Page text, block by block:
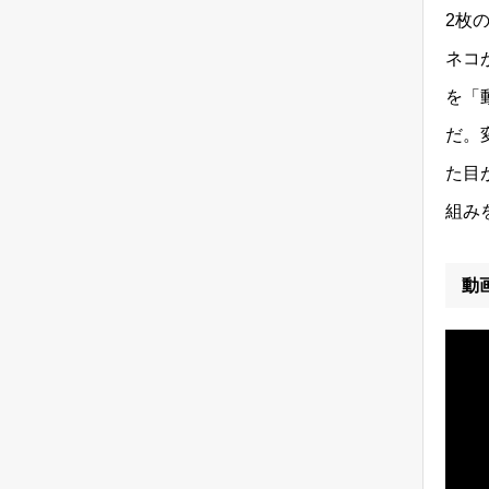
子
2枚
ネコ
を「
だ。
た目
組み
動